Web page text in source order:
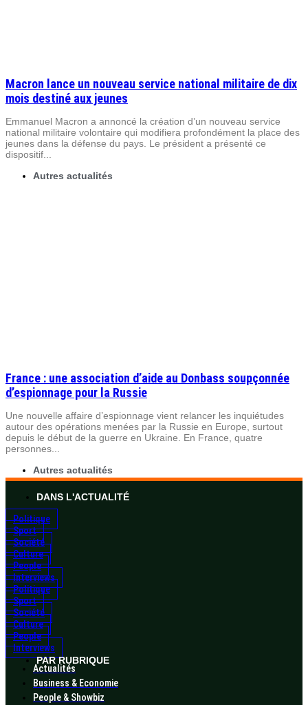
Macron lance un nouveau service national militaire de dix
mois destiné aux jeunes
Emmanuel Macron a annoncé la création d’un nouveau service
national militaire volontaire qui modifiera profondément la place des
jeunes dans la défense du pays. Le président a présenté ce
dispositif...
Autres actualités
France : une association d’aide au Donbass soupçonnée
d’espionnage pour la Russie
Une nouvelle affaire d’espionnage vient relancer les inquiétudes
autour des opérations menées par la Russie en Europe, surtout
depuis le début de la guerre en Ukraine. En France, quatre
personnes...
Autres actualités
DANS L'ACTUALITÉ
Politique
Sport
Société
Culture
People
Interviews
Politique
Sport
Société
Culture
People
Interviews
PAR RUBRIQUE
Actualités
Business & Economie
People & Showbiz